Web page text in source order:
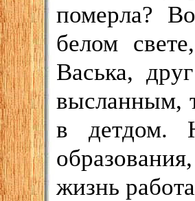
померла?
белом
Васька,
высланным,
в детдом.
жизнь